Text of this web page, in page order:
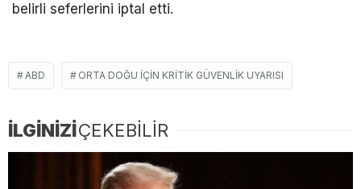
belirli seferlerini iptal etti.
ABD ORTA DOĞU IÇIN KRITIK GÜVENLIK UYARISI
İLGİNİZİÇEKEBİLİR